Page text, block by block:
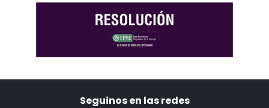
Seguinos en las redes